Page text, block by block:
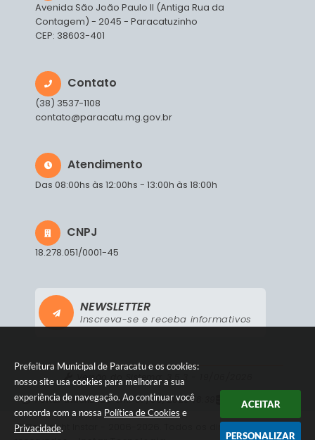
Prefeitura Municipal de Paracatu e os cookies:
nosso site usa cookies para melhorar a sua
experiência de navegação. Ao continuar você
concorda com a nossa Política de Cookies e
Privacidade.
ACEITAR
PERSONALIZAR
Avenida São João Paulo II (Antiga Rua da
Contagem) - 2045 - Paracatuzinho
CEP: 38603-401
Contato
(38) 3537-1108
contato@paracatu.mg.gov.br
Atendimento
Das 08:00hs às 12:00hs - 13:00h às 18:00h
CNPJ
18.278.051/0001-45
NEWSLETTER
Inscreva-se e receba informativos
Versão do Sistema:
Portal atualizado em:07/08/2026 18:39 Dados Abertos
© Copyright Instar - 2006-2026. Todos os direitos